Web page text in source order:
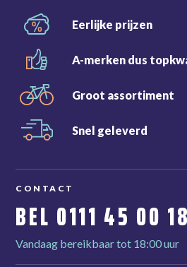
Eerlijke prijzen
A-merken dus
Groot assortiment
Snel geleverd
CONTACT
BEL 0111 45 00 18
Vandaag bereikbaar tot 18:00 uur